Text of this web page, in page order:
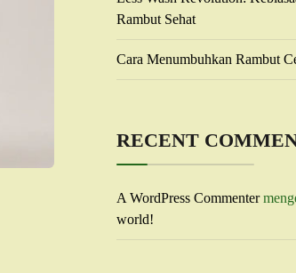
Rambut Sehat
Cara Menumbuhkan Rambut
RECENT
A WordPress Commenter
world!